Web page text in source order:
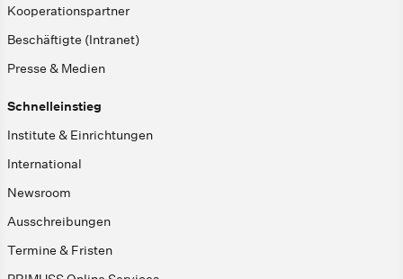
Kooperationspartner
Beschäftigte (Intranet)
Presse & Medien
Schnelleinstieg
Institute & Einrichtungen
International
Newsroom
Ausschreibungen
Termine & Fristen